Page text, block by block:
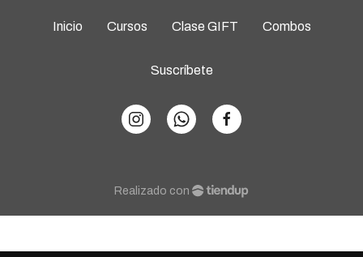
Inicio Cursos Clase GIFT Combos
Suscríbete
Realizado con